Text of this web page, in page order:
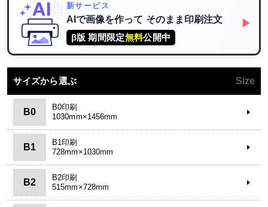
新サービス
AIで画像を作って そのまま印刷注文
β版 期間限定無料公開中
▶
サイズから選ぶ Size
B0
B0印刷
1030mm×1456mm
B1
B1印刷
728mm×1030mm
B2
B2印刷
515mm×728mm